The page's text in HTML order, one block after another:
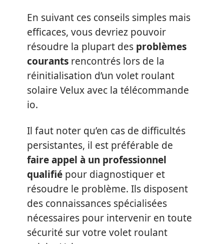
En suivant ces conseils simples mais
efficaces, vous devriez pouvoir
résoudre la plupart des problèmes
courants rencontrés lors de la
réinitialisation d’un volet roulant
solaire Velux avec la télécommande
io.
Il faut noter qu’en cas de difficultés
persistantes, il est préférable de
faire appel à un professionnel
qualifié pour diagnostiquer et
résoudre le problème. Ils disposent
des connaissances spécialisées
nécessaires pour intervenir en toute
sécurité sur votre volet roulant